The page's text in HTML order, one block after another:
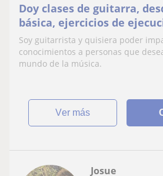
Doy clases de guitarra,
básica, ejercicios de
improvisación
Soy guitarrista y quisiera poder
conocimientos a personas que
mundo de la música.
ver más
Josue